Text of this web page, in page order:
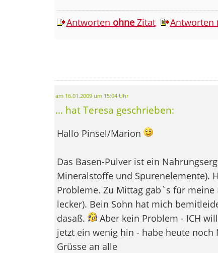
Antworten ohneZitat Antworten
am 16.01.2009 um 15:04 Uhr
... hat Teresa geschrieben:
Hallo Pinsel/Marion
Das Basen-Pulver ist ein
Mineralstoffe und Spurenelemente).
Probleme. Zu Mittag gab`s für meine
lecker). Bein Sohn hat mich
dasaß.
Aber kein Problem - ICH
jetzt ein wenig hin - habe heute noch
Grüsse an alle